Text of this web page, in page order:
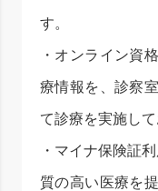
す。
・オンライン資
療情報を、診察
て診療を実施して
・マイナ保険証
質の高い医療を